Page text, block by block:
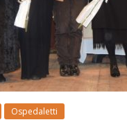
Ospedaletti